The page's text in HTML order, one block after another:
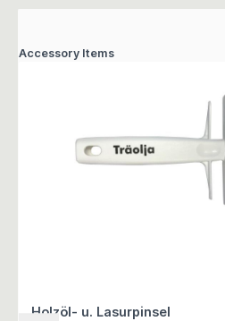
Accessory Items
Holzöl- u. Lasurpinsel